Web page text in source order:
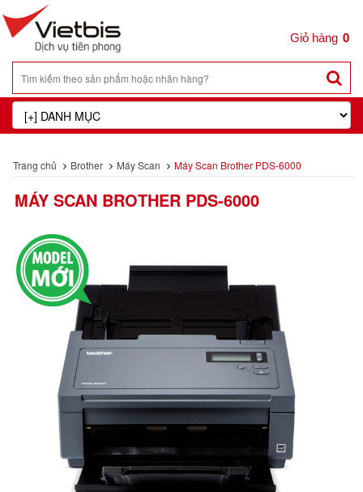
0
Trang chủ Brother Máy Scan Máy Scan Brother PDS-6000
MÁY SCAN BROTHER PDS-6000